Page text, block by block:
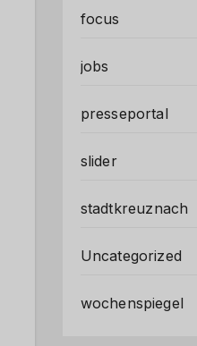
focus
jobs
presseportal
slider
stadtkreuznach
Uncategorized
wochenspiegel